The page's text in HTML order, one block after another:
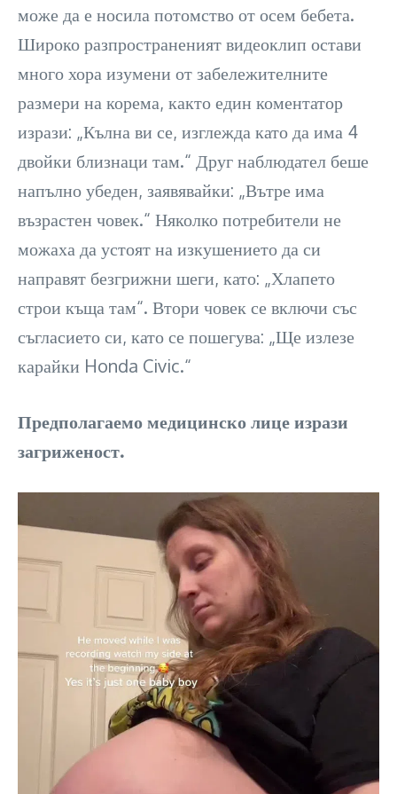
може да е носила потомство от осем бебета.
Широко разпространеният видеоклип остави
много хора изумени от забележителните
размери на корема, както един коментатор
изрази: „Кълна ви се, изглежда като да има 4
двойки близнаци там.“ Друг наблюдател беше
напълно убеден, заявявайки: „Вътре има
възрастен човек.“ Няколко потребители не
можаха да устоят на изкушението да си
направят безгрижни шеги, като: „Хлапето
строи къща там“. Втори човек се включи със
съгласието си, като се пошегува: „Ще излезе
карайки Honda Civic.“
Предполагаемо медицинско лице изрази
загриженост.